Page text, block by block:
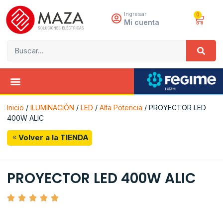
Ingresar
Mi cuenta
0
Inicio / ILUMINACIÓN / LED / Alta Potencia / PROYECTOR LED
400W ALIC
Volver a la TIENDA
PROYECTOR LED 400W ALIC